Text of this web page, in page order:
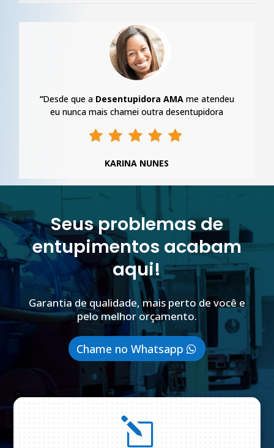
“Desde que a Desentupidora AMA me atendeu
eu nunca mais chamei outra desentupidora
KARINA NUNES
Seus problemas de
entupimentos acabam
aqui!
Garantia de qualidade, mais perto de você e
pelo melhor orçamento.
Chame no Whatsapp
l